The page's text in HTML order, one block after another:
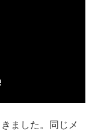
ました。同じメ